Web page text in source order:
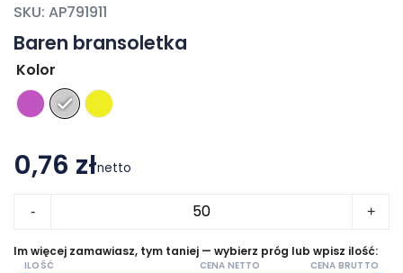
Baren bransoletka
SKU: AP791911
Kolor
0,76 złnetto
-
bransoletka
+
Im więcej zamawiasz, tym taniej — wybierz próg lub wpisz ilość:
ILOŚĆ CENA NETTO CENA BRUTTO